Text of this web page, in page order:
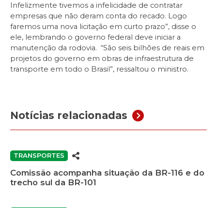
Infelizmente tivemos a infelicidade de contratar
empresas que não deram conta do recado. Logo
faremos uma nova licitação em curto prazo”, disse o
ele, lembrando o governo federal deve iniciar a
manutenção da rodovia. “São seis bilhões de reais em
projetos do governo em obras de infraestrutura de
transporte em todo o Brasil”, ressaltou o ministro.
Notícias relacionadas
TRANSPORTES
Comissão acompanha situação da BR-116 e do
trecho sul da BR-101